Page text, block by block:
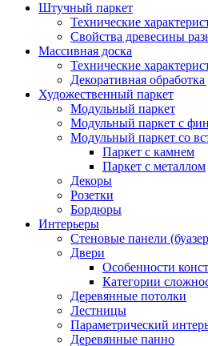
Штучный паркет
Технические
Свойства древесины
Массивная доска
Технические
Декоративная обработка
Художественный паркет
Модульный паркет
Модульный паркет с
Модульный паркет со
Паркет с камнем
Паркет с металлом
Декоры
Розетки
Бордюры
Интерьеры
Стеновые панели
Двери
Особенности
Категории
Деревянные потолки
Лестницы
Параметрический
Деревянные панно